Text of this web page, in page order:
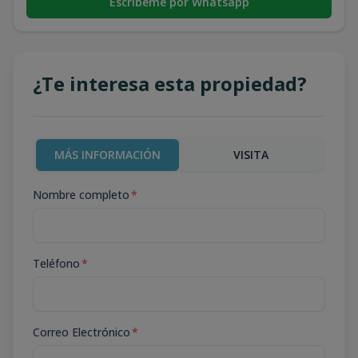
¿Te interesa esta propiedad?
MÁS INFORMACIÓN VISITA
Nombre completo*
Teléfono*
Correo Electrónico*